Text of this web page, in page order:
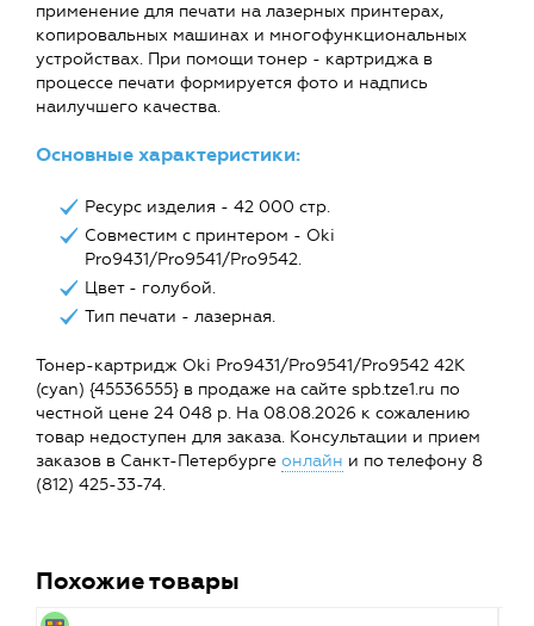
применение для печати на лазерных принтерах,
копировальных машинах и многофункциональных
устройствах. При помощи тонер - картриджа в
процессе печати формируется фото и надпись
наилучшего качества.
Основные характеристики:
Ресурс изделия - 42 000 стр.
Совместим с принтером - Oki
Pro9431/Pro9541/Pro9542.
Цвет - голубой.
Тип печати - лазерная.
Тонер-картридж Oki Pro9431/Pro9541/Pro9542 42K
(cyan) {45536555} в продаже на сайте spb.tze1.ru по
честной цене 24 048 р. На 08.08.2026 к сожалению
товар недоступен для заказа. Консультации и прием
заказов в Санкт-Петербурге онлайн и по телефону 8
(812) 425-33-74.
Похожие товары